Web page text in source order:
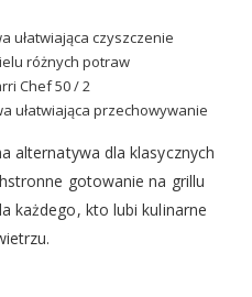
ułatwiająca czyszczenie
różnych potraw
Chef 50 / 2
ułatwiająca przechowywanie
alternatywa dla klasycznych
gotowanie na grillu
każdego, kto lubi kulinarne